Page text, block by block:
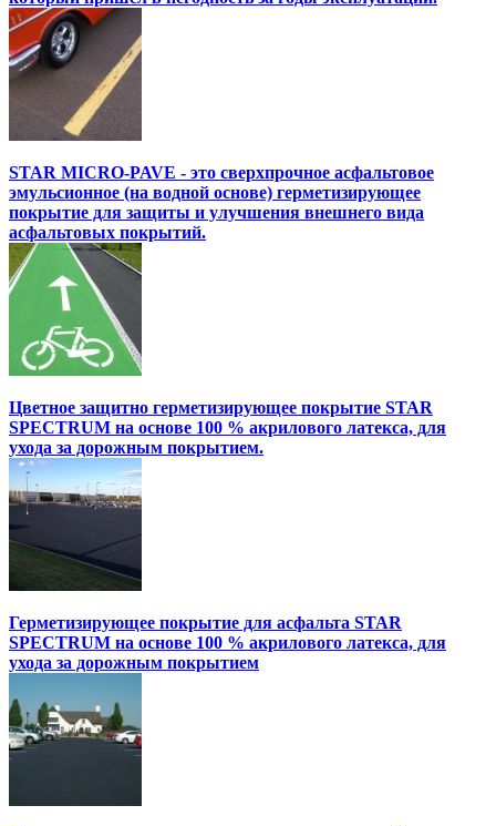
STAR MICRO-PAVE - это сверхпрочное асфальтовое
эмульсионное (на водной основе) герметизирующее
покрытие для защиты и улучшения внешнего вида
асфальтовых покрытий.
Цветное защитно герметизирующее покрытие STAR
SPECTRUM на основе 100 % акрилового латекса, для
ухода за дорожным покрытием.
Герметизирующее покрытие для асфальта STAR
SPECTRUM на основе 100 % акрилового латекса, для
ухода за дорожным покрытием